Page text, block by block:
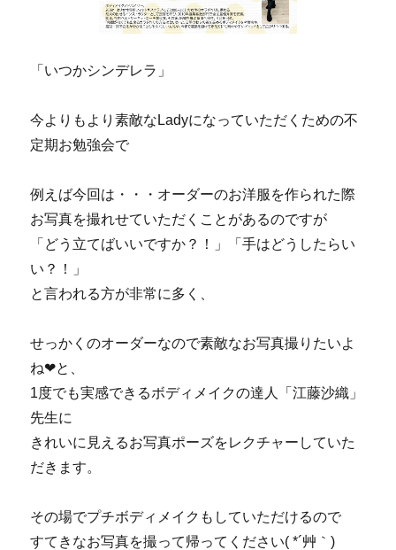
「いつかシンデレラ」
今よりもより素敵なLadyになっていただくための不
定期お勉強会で
例えば今回は・・・オーダーのお洋服を作られた際
お写真を撮れせていただくことがあるのですが
「どう立てばいいですか？！」「手はどうしたらい
い？！」
と言われる方が非常に多く、
せっかくのオーダーなので素敵なお写真撮りたいよ
ね❤と、
1度でも実感できるボディメイクの達人「江藤沙織」
先生に
きれいに見えるお写真ポーズをレクチャーしていた
だきます。
その場でプチボディメイクもしていただけるので
すてきなお写真を撮って帰ってください( *´艸｀)